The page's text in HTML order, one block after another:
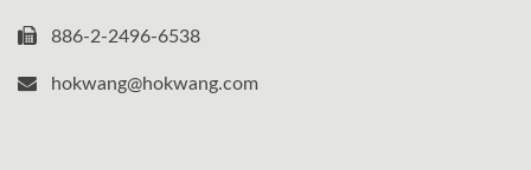
886-2-2496-6538
hokwang@hokwang.com